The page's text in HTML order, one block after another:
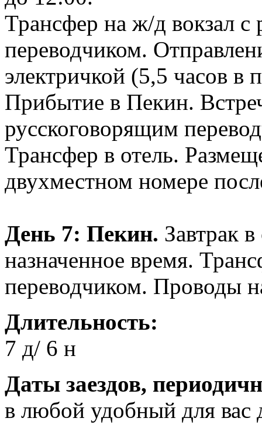
Трансфер на ж/д вокзал с
переводчиком.
электричкой (5,5 часов в
Прибытие в Пекин.
русскоговорящим
Трансфер в отель.
двухместном номере
День 7: Пекин. Завтрак
назначенное время.
переводчиком. Проводы
Длительность:
7 д/ 6 н
Даты заездов,
в любой удобный для вас